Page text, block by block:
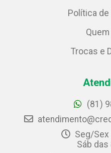
Política
Trocas e
(81)
Seg/Sex
Sáb das